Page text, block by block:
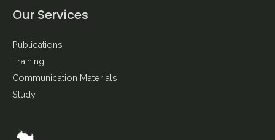
Our Services
Publications
Training
Communication Materials
Study